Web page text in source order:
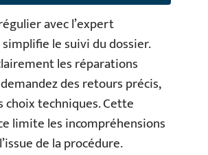
avec l’expert
le suivi du dossier.
les réparations
des retours précis,
choix techniques. Cette
limite les incompréhensions
de la procédure.